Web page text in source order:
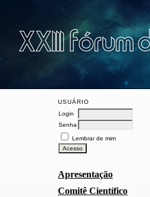
USUÁRIO
Login
Senha
Lembrar de mim
Apresentação
Comitê Científico